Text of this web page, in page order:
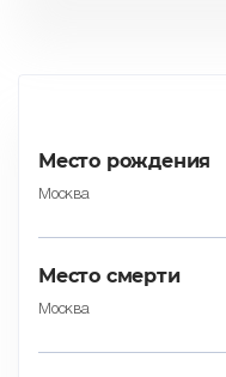
Место рождения
Москва
Место смерти
Москва